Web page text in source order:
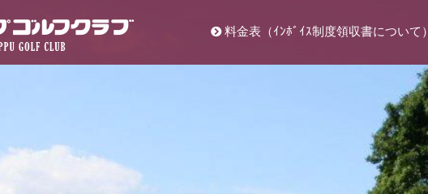
料金表（ｲﾝﾎﾞｲｽ制度領収書について）